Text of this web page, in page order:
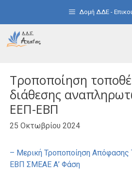
Δομή ΔΔΕ -
Τροποποίηση
διάθεσης
ΕΕΠ-ΕΒΠ
25 Οκτωβρίου 2024
– Μερική Τροποποίηση
ΕΒΠ ΣΜΕΑΕ Α’ Φάση